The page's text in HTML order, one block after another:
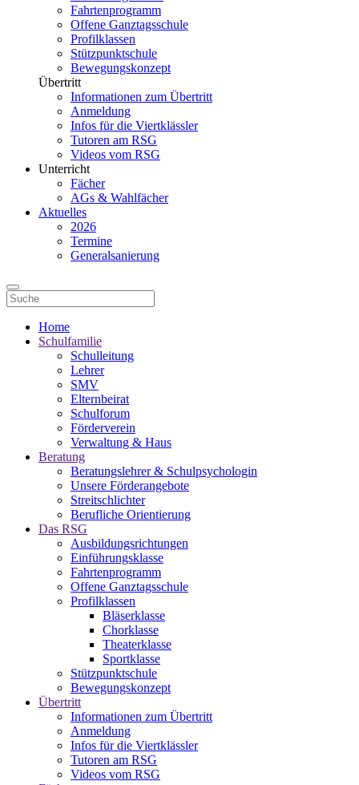
Fahrtenprogramm
Offene Ganztagsschule
Profilklassen
Stützpunktschule
Bewegungskonzept
Übertritt
Informationen zum Übertritt
Anmeldung
Infos für die Viertklässler
Tutoren am RSG
Videos vom RSG
Unterricht
Fächer
AGs & Wahlfächer
Aktuelles
2026
Termine
Generalsanierung
Home
Schulfamilie
Schulleitung
Lehrer
SMV
Elternbeirat
Schulforum
Förderverein
Verwaltung & Haus
Beratung
Beratungslehrer & Schulpsychologin
Unsere Förderangebote
Streitschlichter
Berufliche Orientierung
Das RSG
Ausbildungsrichtungen
Einführungsklasse
Fahrtenprogramm
Offene Ganztagsschule
Profilklassen
Bläserklasse
Chorklasse
Theaterklasse
Sportklasse
Stützpunktschule
Bewegungskonzept
Übertritt
Informationen zum Übertritt
Anmeldung
Infos für die Viertklässler
Tutoren am RSG
Videos vom RSG